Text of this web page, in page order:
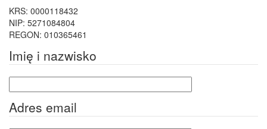
KRS: 0000118432
NIP: 5271084804
REGON: 010365461
Imię i nazwisko
Adres email